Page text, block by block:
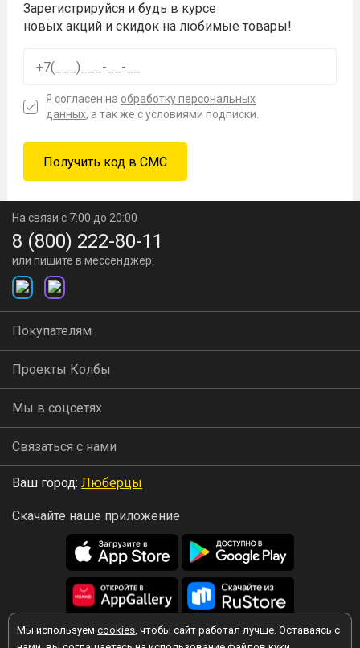
Зарегистрируйся и будь в курсе
новых акций и скидок на любимые товары!
Я согласен на обработку персональных
данных, а так же с условиями подписки.
Мы используем cookies, чтобы сайт работал лучше. Оставаясь с
На связи с 7:00 до 20:00
8 (800) 222-80-11
или пишите в мессенджер:
Покупателям
Проекты Колбы
Мы в соцсетях
Связаться с нами
Ваш город: Люберцы
Скачайте наше приложение
2026 © Колба